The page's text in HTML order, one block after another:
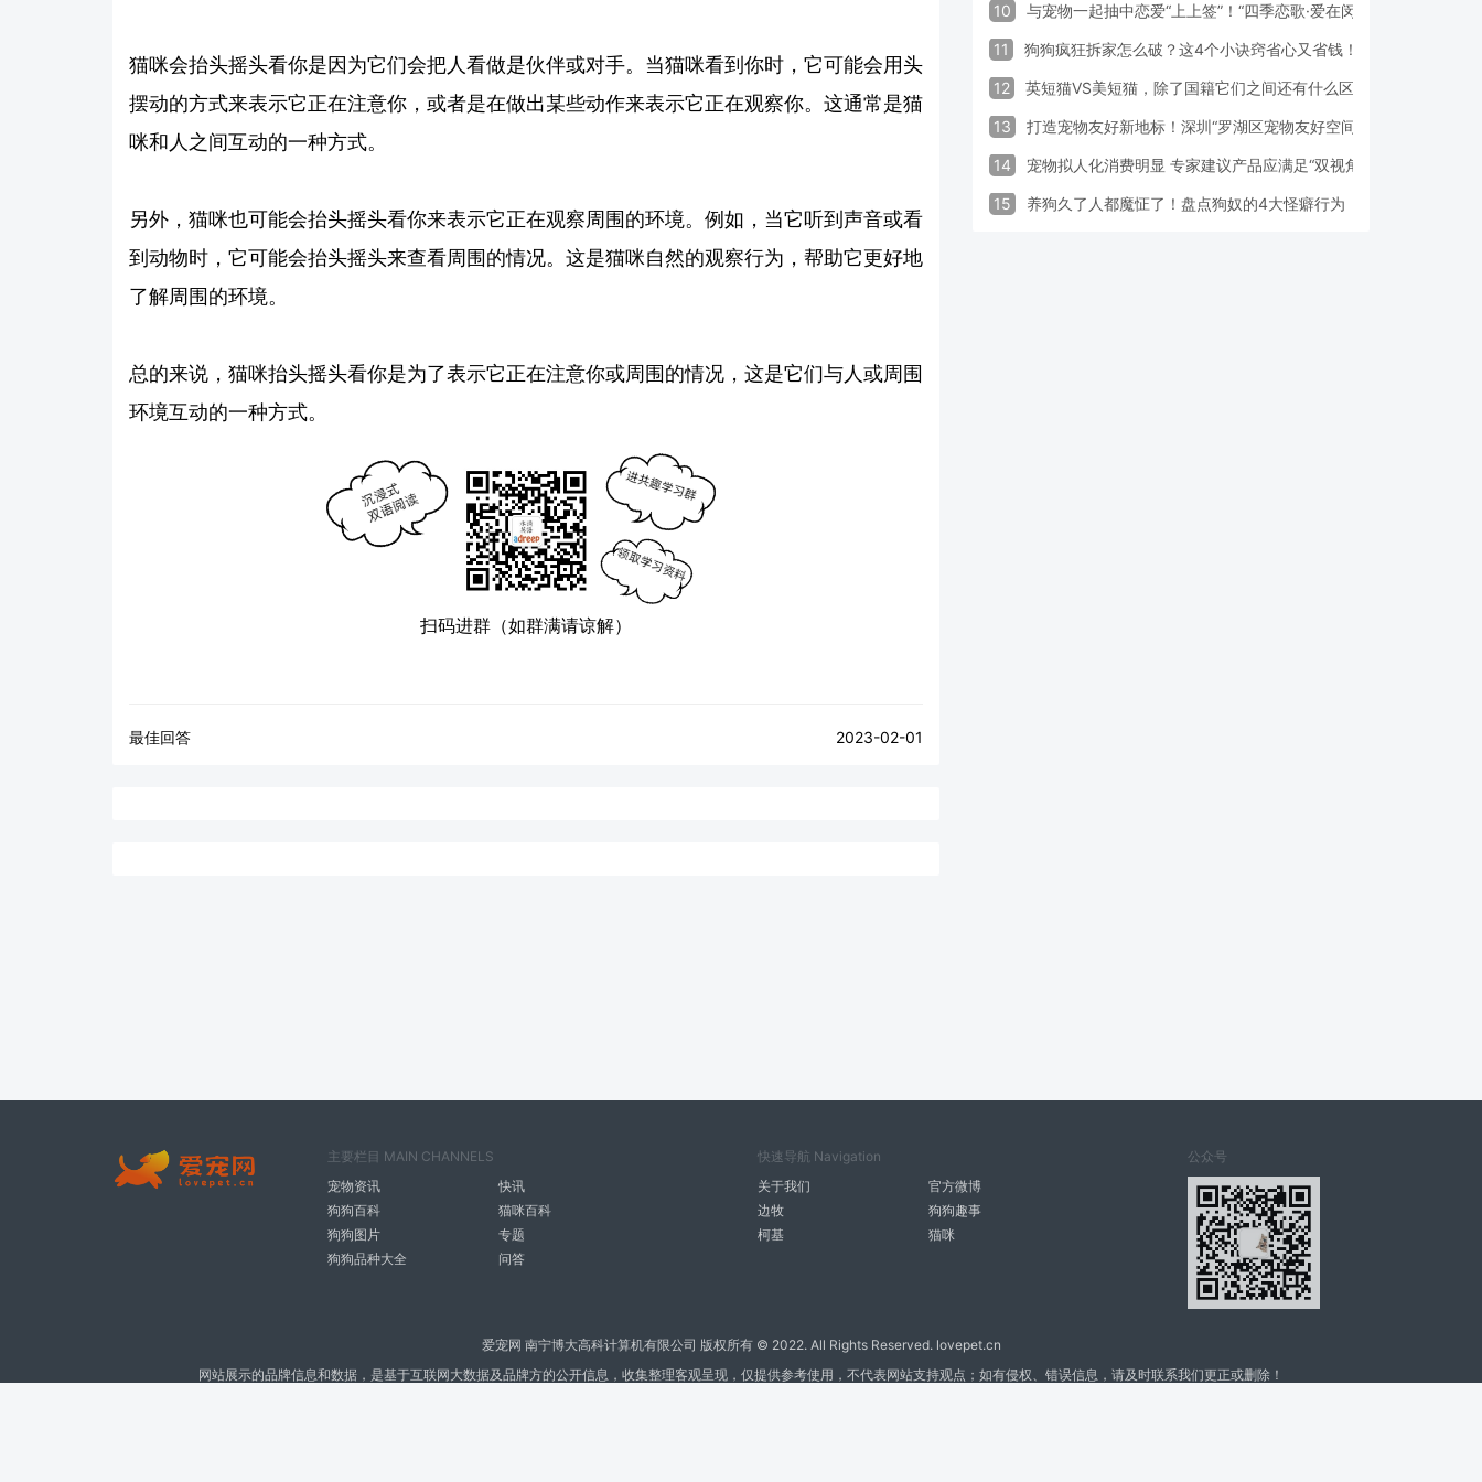
猫咪会抬头摇头看你是因为它们会把人看做是伙伴或对手。当猫咪看到你时，它可能会用头
摆动的方式来表示它正在注意你，或者是在做出某些动作来表示它正在观察你。这通常是猫
咪和人之间互动的一种方式。
另外，猫咪也可能会抬头摇头看你来表示它正在观察周围的环境。例如，当它听到声音或看
到动物时，它可能会抬头摇头来查看周围的情况。这是猫咪自然的观察行为，帮助它更好地
了解周围的环境。
总的来说，猫咪抬头摇头看你是为了表示它正在注意你或周围的情况，这是它们与人或周围
环境互动的一种方式。
扫码进群（如群满请谅解）
最佳回答 2023-02-01
10 与宠物一起抽中恋爱“上上签”！“四季恋歌·爱在闵行”携宠交友引领
11 狗狗疯狂拆家怎么破？这4个小诀窍省心又省钱！
12 英短猫VS美短猫，除了国籍它们之间还有什么区别？
13 打造宠物友好新地标！深圳“罗湖区宠物友好空间活动周”启动
14 宠物拟人化消费明显 专家建议产品应满足“双视角需求”
15 养狗久了人都魔怔了！盘点狗奴的4大怪癖行为
主要栏目 MAIN CHANNELS
宠物资讯
快讯
狗狗百科
猫咪百科
狗狗图片
专题
狗狗品种大全
问答
快速导航 Navigation
关于我们
官方微博
边牧
狗狗趣事
柯基
猫咪
公众号
爱宠网 南宁博大高科计算机有限公司 版权所有 © 2022. All Rights Reserved. lovepet.cn
网站展示的品牌信息和数据，是基于互联网大数据及品牌方的公开信息，收集整理客观呈现，仅提供参考使用，不代表网站支持观点；如有侵权、错误信息，请及时联系我们更正或删除！